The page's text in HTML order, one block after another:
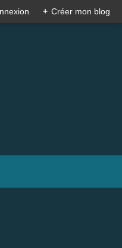
+ Créer mon blog